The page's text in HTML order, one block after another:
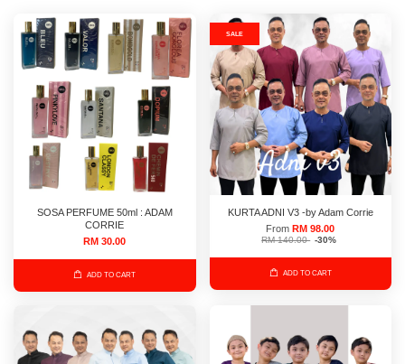
SOSA PERFUME 50ml : ADAM
CORRIE
RM 30.00
ADD TO CART
SALE
KURTA ADNI V3 -by Adam Corrie
FromRM 98.00
RM 140.00 -30%
ADD TO CART